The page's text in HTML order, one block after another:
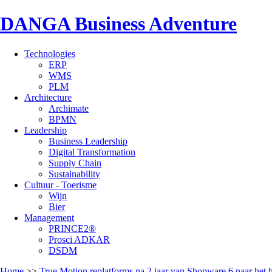
DANGA Business Adventure
Technologies
ERP
WMS
PLM
Architecture
Archimate
BPMN
Leadership
Business Leadership
Digital Transformation
Supply Chain
Sustainability
Cultuur - Toerisme
Wijn
Bier
Management
PRINCE2®
Prosci ADKAR
DSDM